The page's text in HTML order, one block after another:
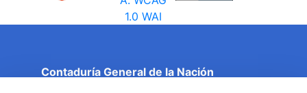
Contaduría General de la Nación